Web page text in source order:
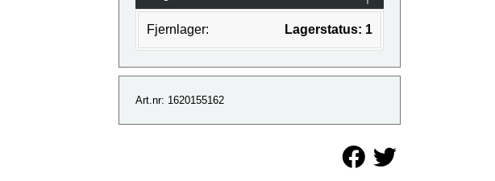
Fjernlager: Lagerstatus: 1
Art.nr: 1620155162